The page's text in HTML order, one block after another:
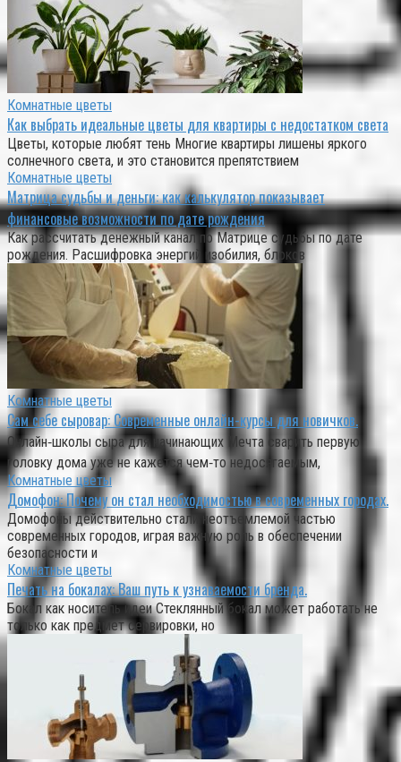
Комнатные цветы
Как выбрать идеальные цветы для квартиры с недостатком света
Цветы, которые любят тень Многие квартиры лишены яркого
солнечного света, и это становится препятствием
Комнатные цветы
Матрица судьбы и деньги: как калькулятор показывает
финансовые возможности по дате рождения
Как рассчитать денежный канал по Матрице судьбы по дате
рождения. Расшифровка энергий изобилия, блоков
Комнатные цветы
Сам себе сыровар: Современные онлайн-курсы для новичков.
Онлайн‑школы сыра для начинающих Мечта сварить первую
головку дома уже не кажется чем‑то недосягаемым,
Комнатные цветы
Домофон: Почему он стал необходимостью в современных городах.
Домофоны действительно стали неотъемлемой частью
современных городов, играя важную роль в обеспечении
безопасности и
Комнатные цветы
Печать на бокалах: Ваш путь к узнаваемости бренда.
Бокал как носитель идеи Стеклянный бокал может работать не
только как предмет сервировки, но